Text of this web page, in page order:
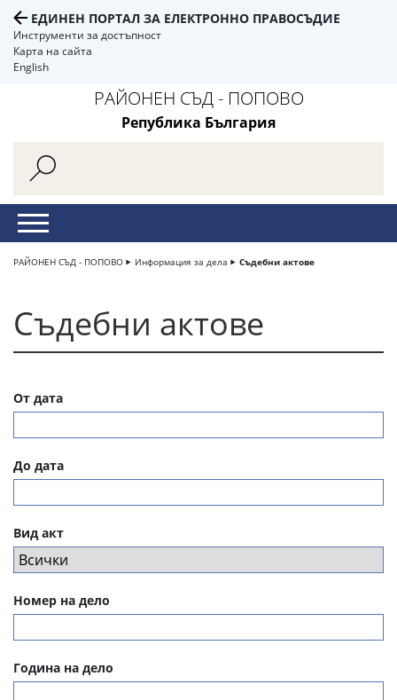
ЕДИНЕН ПОРТАЛ ЗА ЕЛЕКТРОННО ПРАВОСЪДИЕ
Инструменти за достъпност
Карта на сайта
English
РАЙОНЕН СЪД - ПОПОВО
Република България
РАЙОНЕН СЪД - ПОПОВО Информация за дела Съдебни актове
Съдебни актове
От дата
До дата
Вид акт
Номер на дело
Година на дело